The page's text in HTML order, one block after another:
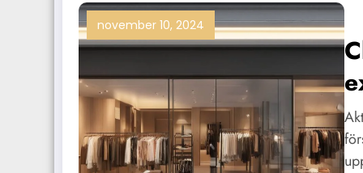
november 10, 2024